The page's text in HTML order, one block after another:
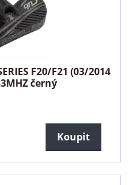
F20/F21 (03/2014
černý
Koupit